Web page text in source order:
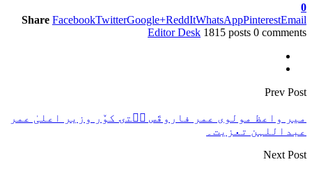
0
Share FacebookTwitterGoogle+ReddItWhatsAppPinterestEmail
Editor Desk 1815 posts 0 comments
Prev Post
میر واعظ مولوی عمر فاروقَس سۭتۍ کوٚر وزیر اعلیٰ عمر
عبداللہن تعزیت۔
Next Post